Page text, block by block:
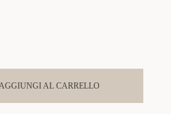
AL CARRELLO